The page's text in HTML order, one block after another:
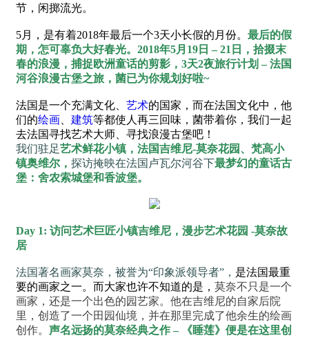
节，闲掷流光。
5月，是有着2018年最后一个3天小长假的月份。 最后的假
期，怎可辜负大好春光。 2018年5月19日 – 21日， 拾掇末
春的浪漫，捕捉欧洲童话的剪影， 3天2夜旅行计划 – 法国
河谷浪漫古堡之旅， 菌已为你规划好啦~
法国是一个充满文化、 艺术的国家，而在法国文化中，他
们的绘画 建筑等都使人再三回味，菌带着你，我们一起
去法国寻找艺术大师、寻找浪漫古堡吧！
我们驻足艺术鲜花小镇，法国吉维尼-莫奈花园、梵高小
镇奥维尔， 探访掩映在法国卢瓦尔河谷下最梦幻的童话古
堡：舍农索城堡和香波堡。
Day 1: 访问艺术巨匠小镇吉维尼 ， 漫步艺术花园 -莫奈故
居
法国著名画家莫奈，被誉为“印象派领导者”， 是法国最重
要的画家之一。而大家也许不知道的是， 莫奈不只是一个
画家， 还是一个出色的园艺家。 他在吉维尼的自家后院
里， 创造了一个田园仙境， 并在那里完成了他余生的绘画
创作。 声名远扬的莫奈经典之作 – 《睡莲》便是在这里创